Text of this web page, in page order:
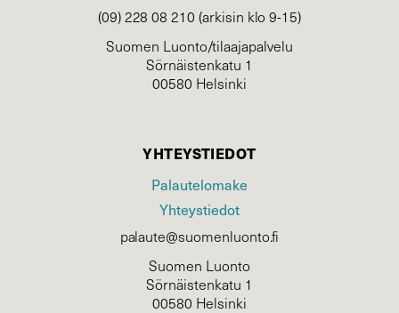
(09) 228 08 210 (arkisin klo 9-15)
Suomen Luonto/tilaajapalvelu
Sörnäistenkatu 1
00580 Helsinki
YHTEYSTIEDOT
Palautelomake
Yhteystiedot
palaute@suomenluonto.fi
Suomen Luonto
Sörnäistenkatu 1
00580 Helsinki